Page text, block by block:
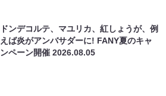
ドンデコルテ、マユリカ、紅しょうが、例
えば炎がアンバサダーに! FANY夏のキャ
ンペーン開催2026.08.05